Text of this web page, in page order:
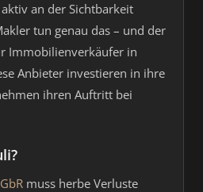
an der Sichtbarkeit
tun genau das – und der
Immobilienverkäufer in
Anbieter investieren in ihre
ihren Auftritt bei
muss herbe Verluste